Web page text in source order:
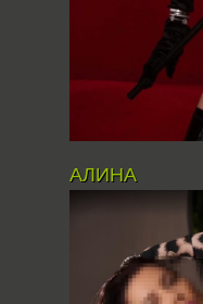
АЛИНА